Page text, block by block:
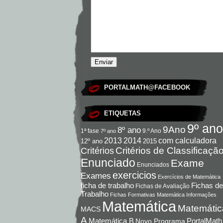
PORTALMATH@FACEBOOK
ETIQUETAS
1ª fase 7º ano 8º ano 9.º Ano 9Ano 9º ano
12º ano 2013 2014 2015 com calculadora
Critérios Critérios de
Enunciado Enunciados Exame
Exames exercicios Exercícios de Matemática
ficha de trabalho Fichas de Avaliação Fichas de
Trabalho Fichas Formativas Matemática Informações
MACS Matemática
A Matemática B Novo Programa PortalMath